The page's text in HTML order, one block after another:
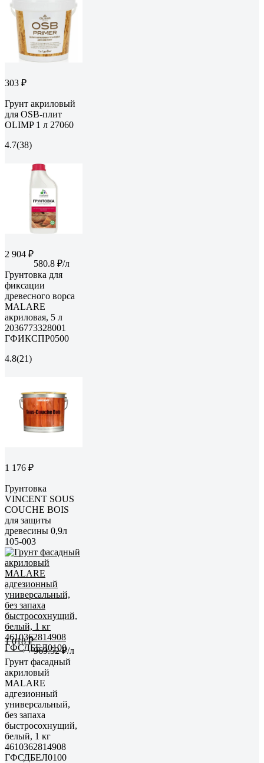
303 ₽
Грунт акриловый
для OSB-плит
OLIMP 1 л 27060
4.7(38)
2 904 ₽
580.8 ₽/л
Грунтовка для
фиксации
древесного ворса
MALARE
акриловая, 5 л
2036773328001
ГФИКСПР0500
4.8(21)
1 176 ₽
Грунтовка
VINCENT SOUS
COUCHE BOIS
для защиты
древесины 0,9л
105-003
1 018 ₽
969.52 ₽/л
Грунт фасадный
акриловый
MALARE
адгезионный
универсальный,
без запаха
быстросохнущий,
белый, 1 кг
4610362814908
ГФСДБЕЛ0100